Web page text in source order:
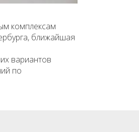
комплексам
ближайшая
вариантов
по